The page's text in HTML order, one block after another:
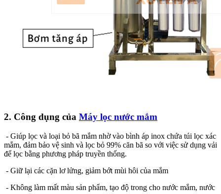
2. Công dụng của Máy lọc nước mắm
- Giúp lọc và loại bỏ bã mắm nhờ vào bình áp inox chứa túi lọc xác
mắm, đảm bảo vệ sinh và lọc bỏ 99% căn bã so với việc sử dụng vải
để lọc bằng phương pháp truyền thống.
- Giữ lại các cặn lơ lửng, giảm bớt mùi hôi của mắm
- Không làm mất màu sản phẩm, tạo độ trong cho nước mắm, nước